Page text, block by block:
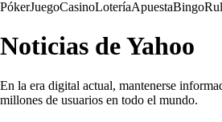
PókerJuegoCasinoLoteríaApuestaBingo
Noticias de Yahoo
En la era digital actual, mantenerse
millones de usuarios en todo el mundo.